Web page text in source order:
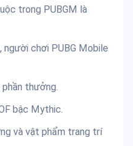
trong PUBGM là
người chơi PUBG Mobile
thưởng.
bậc Mythic.
và vật phẩm trang trí